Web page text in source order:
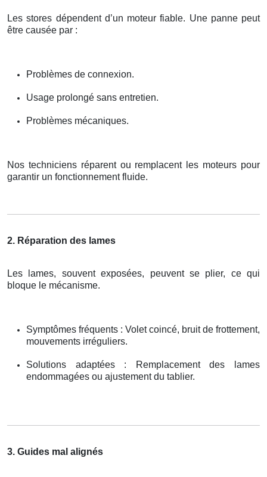
Les stores dépendent d’un moteur fiable. Une panne peut
être causée par :
Problèmes de connexion.
Usage prolongé sans entretien.
Problèmes mécaniques.
Nos techniciens réparent ou remplacent les moteurs pour
garantir un fonctionnement fluide.
2. Réparation des lames
Les lames, souvent exposées, peuvent se plier, ce qui
bloque le mécanisme.
Symptômes fréquents : Volet coincé, bruit de frottement,
mouvements irréguliers.
Solutions adaptées : Remplacement des lames
endommagées ou ajustement du tablier.
3. Guides mal alignés